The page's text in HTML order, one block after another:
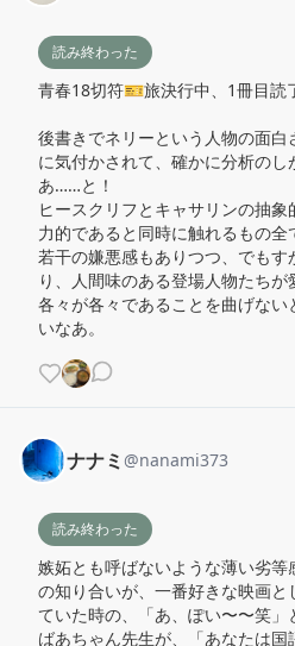
読み終わった
青春18切符🎫旅決行中、1冊目読
後書きでネリーという人物の面白
に気付かされて、確かに分析の
あ……と！
ヒースクリフとキャサリンの抽
力的であると同時に触れるもの
若干の嫌悪感もありつつ、でも
り、人間味のある登場人物たちが
各々が各々であることを曲げな
いなあ。
ナナミ @nanami373
読み終わった
嫉妬とも呼ばないような薄い劣
の知り合いが、一番好きな映画
ていた時の、「あ、ぽい〜〜笑
ばあちゃん先生が、「あなたは